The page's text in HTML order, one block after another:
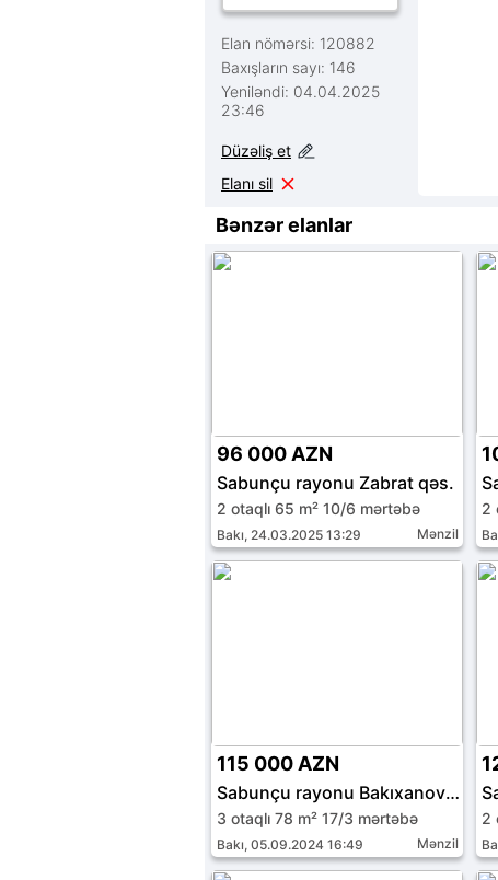
Elan nömərsi: 120882
Baxışların sayı: 146
Yeniləndi: 04.04.2025
23:46
Düzəliş et
Elanı sil
Bənzər elanlar
96 000 AZN
Sabunçu rayonu Zabrat qəs.
2 otaqlı 65 m² 10/6 mərtəbə
Bakı, 24.03.2025 13:29 Mənzil
2
115 000 AZN
Sabunçu rayonu Bakıxanov qəs.
3 otaqlı 78 m² 17/3 mərtəbə
Bakı, 05.09.2024 16:49 Mənzil
2